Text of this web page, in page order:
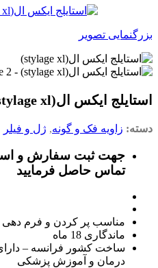
بزرگنمایی تصویر
استایلج ایکس ال(stylage xl)
دسته: زاویه فک و گونه, ژل و فیلر
جهت ثبت سفارش و
تماس حاصل فرمایید
مناسب پر کردن و فرم دهی
ماندگاری 18 ماه
ساخت کشور فرانسه –
درمان و آموزش پزشکی